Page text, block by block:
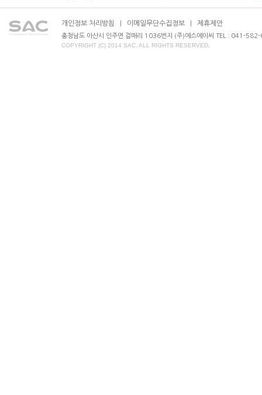
개인정보 처리방침 이메일무단수집정보 제휴제안
충청남도 아산시 인주면 걸매리 1036번지 (주)에스에이씨 TEL : 041-
COPYRIGHT (C) 2014 SAC. ALL RIGHTS RESERVED.